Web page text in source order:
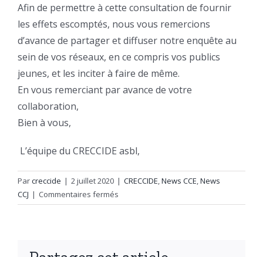
Afin de permettre à cette consultation de fournir
les effets escomptés, nous vous remercions
d’avance de partager et diffuser notre enquête au
sein de vos réseaux, en ce compris vos publics
jeunes, et les inciter à faire de même.
En vous remerciant par avance de votre
collaboration,
Bien à vous,
L’équipe du CRECCIDE asbl,
Parcreccide | 2 juillet 2020 | CRECCIDE,News CCE,News
CCJ | Commentaires fermés
Consultation